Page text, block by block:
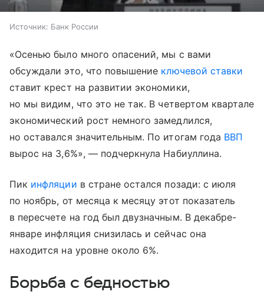
Источник: Банк России
«Осенью было много опасений, мы с вами
обсуждали это, что повышение ключевой ставки
ставит крест на развитии экономики,
но мы видим, что это не так. В четвертом квартале
экономический рост немного замедлился,
но оставался значительным. По итогам года ВВП
вырос на 3,6%», — подчеркнула Набиуллина.
Пик инфляции в стране остался позади: с июля
по ноябрь, от месяца к месяцу этот показатель
в пересчете на год был двузначным. В декабре-
январе инфляция снизилась и сейчас она
находится на уровне около 6%.
Борьба с бедностью